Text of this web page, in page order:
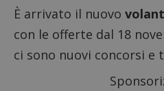
È arrivato il nuovo
con le offerte dal 18
ci sono nuovi concorsi e